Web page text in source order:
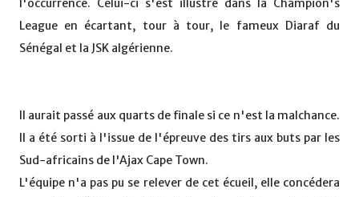
l'occurrence. Celui-ci s'est illustré dans la Champion's
League en écartant, tour à tour, le fameux Diaraf du
Sénégal et la JSK algérienne.
Il aurait passé aux quarts de finale si ce n'est la malchance.
Il a été sorti à l'issue de l'épreuve des tirs aux buts par les
Sud-africains de l'Ajax Cape Town.
L'équipe n'a pas pu se relever de cet écueil, elle concédera